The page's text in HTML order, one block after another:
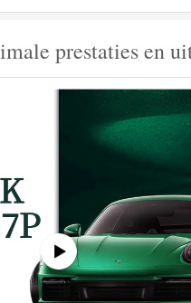
prestaties en